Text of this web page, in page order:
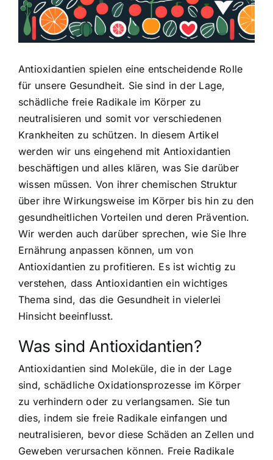
Antioxidantien spielen eine entscheidende Rolle
für unsere Gesundheit. Sie sind in der Lage,
schädliche freie Radikale im Körper zu
neutralisieren und somit vor verschiedenen
Krankheiten zu schützen. In diesem Artikel
werden wir uns eingehend mit Antioxidantien
beschäftigen und alles klären, was Sie darüber
wissen müssen. Von ihrer chemischen Struktur
über ihre Wirkungsweise im Körper bis hin zu den
gesundheitlichen Vorteilen und deren Prävention.
Wir werden auch darüber sprechen, wie Sie Ihre
Ernährung anpassen können, um von
Antioxidantien zu profitieren. Es ist wichtig zu
verstehen, dass Antioxidantien ein wichtiges
Thema sind, das die Gesundheit in vielerlei
Hinsicht beeinflusst.
Was sind Antioxidantien?
Antioxidantien sind Moleküle, die in der Lage
sind, schädliche Oxidationsprozesse im Körper
zu verhindern oder zu verlangsamen. Sie tun
dies, indem sie freie Radikale einfangen und
neutralisieren, bevor diese Schäden an Zellen und
Geweben verursachen können. Freie Radikale